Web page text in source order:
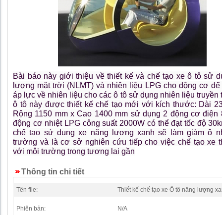
Bài báo này giới thiệu về thiết kế và chế tạo xe ô tô sử
lượng mặt trời (NLMT) và nhiên liệu LPG cho động cơ
áp lực về nhiên liệu cho các ô tô sử dụng nhiên liệu truyền
ô tô này được thiết kế chế tạo mới với kích thước: Dài
Rộng 1150 mm x Cao 1400 mm sử dụng 2 động cơ điện
động cơ nhiệt LPG công suất 2000W có thể đạt tốc độ
chế tạo sử dụng xe năng lượng xanh sẽ làm giảm ô
trường và là cơ sở nghiên cứu tiếp cho việc chế tạo xe
với môi trường trong tương lai gần
Thông tin chi tiết
Tên file: Thiết kế chế tạo xe Ô tô năng lượng
Phiên bản: N/A